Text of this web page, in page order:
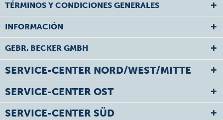
TÉRMINOS Y CONDICIONES GENERALES
INFORMACIÓN
GEBR. BECKER GMBH
SERVICE-CENTER NORD/WEST/MITTE
SERVICE-CENTER OST
SERVICE-CENTER SÜD